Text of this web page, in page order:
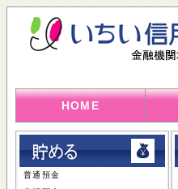
HOME
普通預金